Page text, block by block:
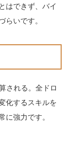
はできず、バイ
らいです。
される。全ドロ
化するスキルを
に強力です。